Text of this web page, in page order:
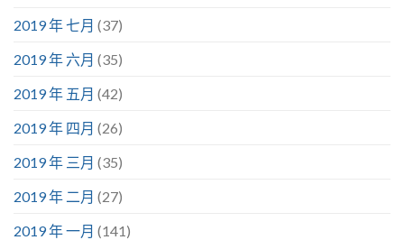
2019 年 七月 (37)
2019 年 六月 (35)
2019 年 五月 (42)
2019 年 四月 (26)
2019 年 三月 (35)
2019 年 二月 (27)
2019 年 一月 (141)